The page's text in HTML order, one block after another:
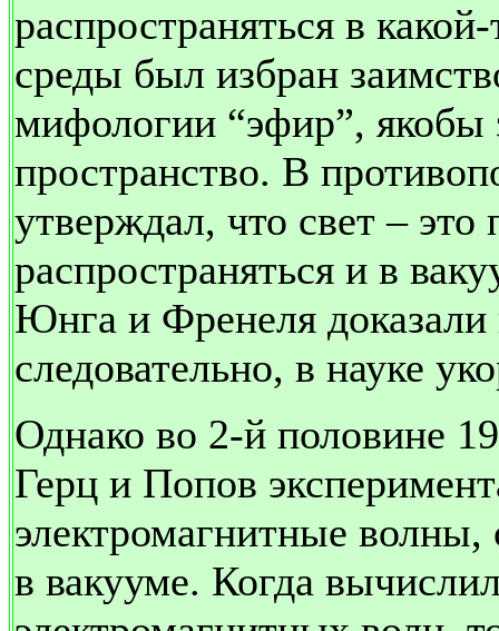
распространяться в
среды был избран
мифологии “эфир”,
пространство. В
утверждал, что свет –
распространяться и в
Юнга и Френеля доказали
следовательно, в науке
Однако во 2-й половине
Герц и Попов
электромагнитные волны,
в вакууме. Когда